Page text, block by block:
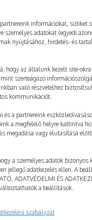
információkat,
személyes adatokat (egyedi
nyújtásához, hirdetés- és
hogy az általunk kezelt site-
szerteágazó
való részvételhez
kommunikációt.
és a partnereink
a megfelelő helyre kattintva
megadása vagy elutasítása
a személyes adatok
jellegű adatkezelés ellen. A
ADATVÉDELMI ÉS
a beállítások.
szabályzat
és